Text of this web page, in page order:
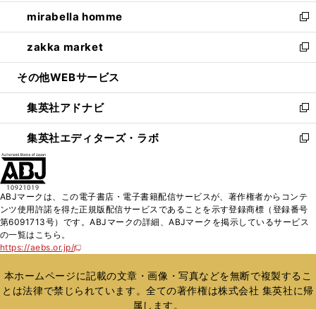
く
で
開
く
ン
ド
ウ
で
開
ウ
ィ
ン
ド
ウ
開
く
し
い
ウ
ィ
ン
ウ
で
開
く
mirabella homme
新
し
い
ウ
ン
ド
ウ
で
zakka market
新
し
ウ
ィ
ン
ド
く
その他WEBサービス
集英社アドナビ
新
し
い
ド
ウ
で
集英社エディターズ・ラボ
新
ィ
ン
ド
開
く
ABJマークは、この電子書店・電子書籍配信サービスが、著作権者からコンテ
ンツ使用許諾を得た正規版配信サービスであることを示す登録商標（登録番号
第6091713号）です。ABJマークの詳細、ABJマークを掲示しているサービス
の一覧はこちら。
https://aebs.or.jp/
新
い
ウ
ィ
本ホームページに記載の文章・画像・写真などを無断で複製するこ
とは法律で禁じられています。全ての著作権は株式会社 集英社に帰
属します。